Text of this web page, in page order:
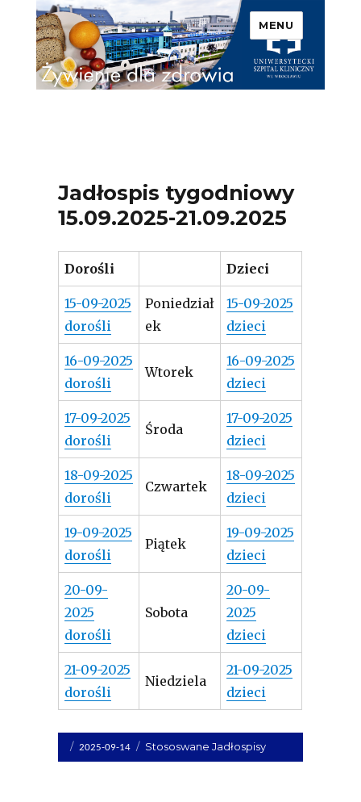
Uniwersytecki Szpital
Kliniczny we Wrocławiu –
Żywienie dla zdrowia
MENU
Jadłospis tygodniowy
15.09.2025-21.09.2025
Dorośli Dzieci
15-09-2025
dorośli
Poniedział
ek
15-09-2025
dzieci
16-09-2025
dorośli
Wtorek
16-09-2025
dzieci
17-09-2025
dorośli
Środa
17-09-2025
dzieci
18-09-2025
dorośli
Czwartek
18-09-2025
dzieci
19-09-2025
dorośli
Piątek
19-09-2025
dzieci
20-09-
2025
dorośli
Sobota
20-09-
2025
dzieci
21-09-2025
dorośli
Niedziela
21-09-2025
dzieci
Opublikowano
dnia
2025-09-14 Kategorie
Stososwane Jadłospisy